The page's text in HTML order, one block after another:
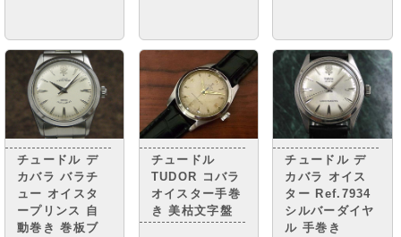
チュードル デ
カバラ バラチ
ュー オイスタ
ープリンス 自
動巻き 巻板ブ
チュードル
TUDOR コバラ
オイスター手巻
き 美枯文字盤
チュードル デ
カバラ オイス
ター Ref.7934
シルバーダイヤ
ル 手巻き